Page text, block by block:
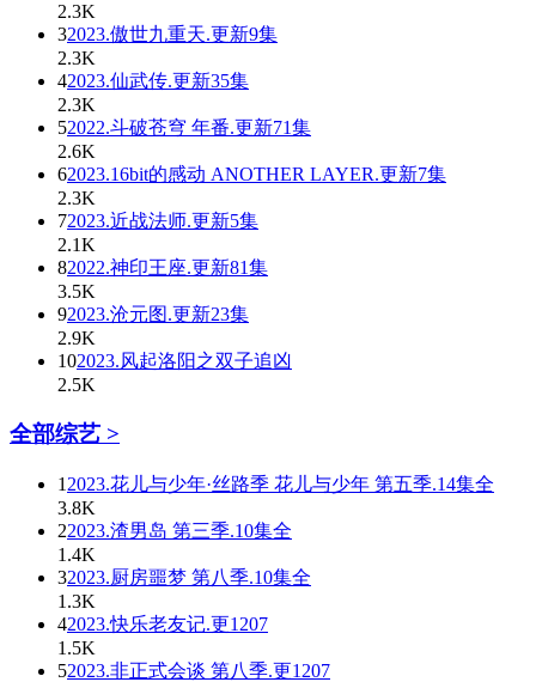
2.3K
32023.傲世九重天.更新9集
2.3K
42023.仙武传.更新35集
2.3K
52022.斗破苍穹 年番.更新71集
2.6K
62023.16bit的感动 ANOTHER LAYER.更新7集
2.3K
72023.近战法师.更新5集
2.1K
82022.神印王座.更新81集
3.5K
92023.沧元图.更新23集
2.9K
102023.风起洛阳之双子追凶
2.5K
全部综艺 >
1 2023.花儿与少年·丝路季 花儿与少年 第五季.14集全
3.8K
22023.渣男岛 第三季.10集全
1.4K
32023.厨房噩梦 第八季.10集全
1.3K
42023.快乐老友记.更1207
1.5K
52023.非正式会谈 第八季.更1207